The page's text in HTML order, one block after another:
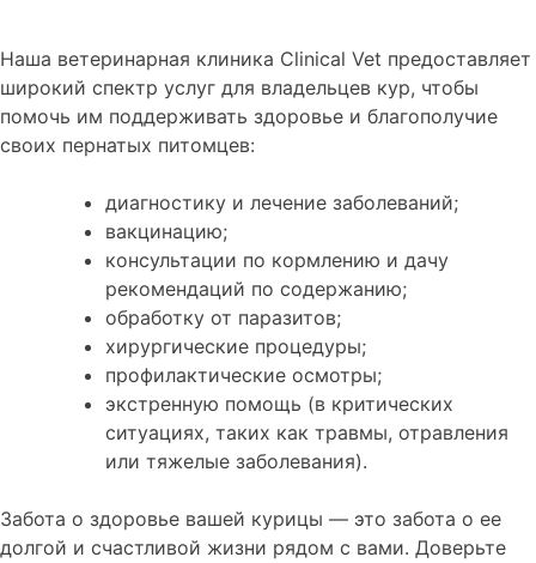
Наша ветеринарная клиника Clinical Vet предоставляет
широкий спектр услуг для владельцев кур, чтобы
помочь им поддерживать здоровье и благополучие
своих пернатых питомцев:
диагностику и лечение заболеваний;
вакцинацию;
консультации по кормлению и дачу
рекомендаций по содержанию;
обработку от паразитов;
хирургические процедуры;
профилактические осмотры;
экстренную помощь (в критических
ситуациях, таких как травмы, отравления
или тяжелые заболевания).
Забота о здоровье вашей курицы — это забота о ее
долгой и счастливой жизни рядом с вами. Доверьте